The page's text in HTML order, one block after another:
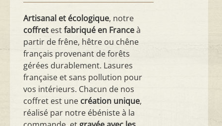
Artisanal et écologique, notre
coffret estfabriqué en Franceà
partir de frêne, hêtre ou chêne
français provenant de forêts
gérées durablement. Lasures
française et sans pollution pour
vos intérieurs. Chacun de nos
coffret est une création unique,
réalisé par notre ébéniste à la